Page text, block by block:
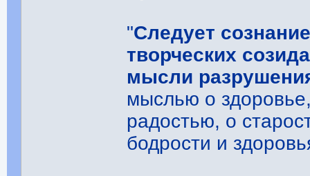
"Следует
творческих
мысли
мыслью о
радостью, о
бодрости и